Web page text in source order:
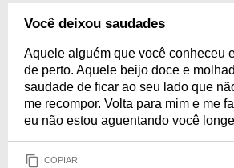
Você deixou saudades
Aquele alguém que você conheceu
de perto. Aquele beijo doce e
saudade de ficar ao seu lado que
me recompor. Volta para mim e me
eu não estou aguentando você
COPIAR